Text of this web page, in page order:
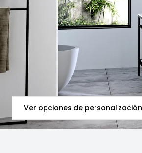
Ver opciones de personalización